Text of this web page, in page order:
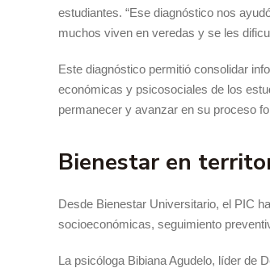
estudiantes. “Ese diagnóstico nos
muchos viven en veredas y se les
Este diagnóstico permitió consolidar
económicas y psicosociales de los
permanecer y avanzar en su proceso
Bienestar en
Desde Bienestar Universitario, el PIC
socioeconómicas, seguimiento
La psicóloga Bibiana Agudelo, líder de